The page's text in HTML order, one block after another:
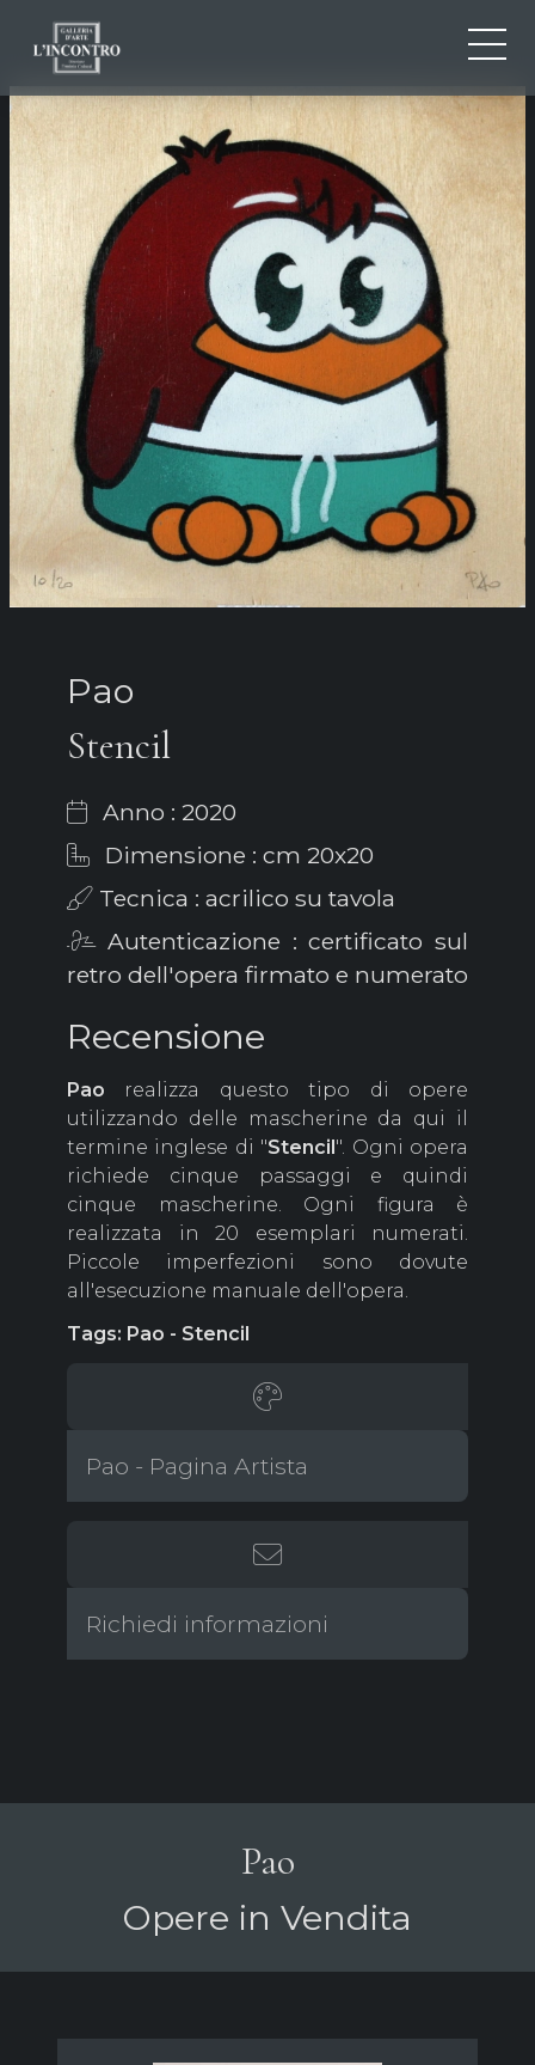
IT
EN
FR
CHI SIAMO
NEWS ED EVENTI
ARTISTI E OPERE
MOSTRE
CONTATTI
Pao
Stencil
Anno : 2020
Dimensione : cm 20x20
Tecnica : acrilico su tavola
Autenticazione : certificato sul
retro dell'opera firmato e numerato
Recensione
Pao realizza questo tipo di opere
utilizzando delle mascherine da qui il
termine inglese di "Stencil". Ogni opera
richiede cinque passaggi e quindi
cinque mascherine. Ogni figura è
realizzata in 20 esemplari numerati.
Piccole imperfezioni sono dovute
all'esecuzione manuale dell'opera.
Tags: Pao - Stencil
Pao - Pagina Artista
Richiedi informazioni
Pao
Opere in Vendita